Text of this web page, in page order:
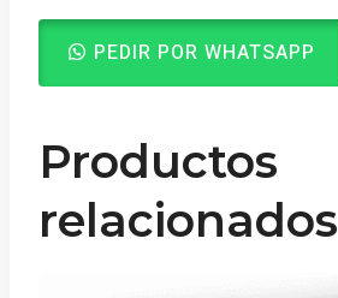
PEDIR POR WHATSAPP
Productos
relacionados